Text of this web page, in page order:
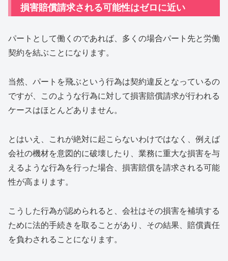
損害賠償請求される可能性はゼロに近い
パートとして働くのであれば、多くの場合パート先と労働
契約を結ぶことになります。
当然、パートを飛ぶという行為は契約違反となっているの
ですが、このような行為に対して損害賠償請求が行われる
ケースはほとんどありません。
とはいえ、これが絶対に起こらないわけではなく、例えば
会社の機材を意図的に破壊したり、業務に重大な損害を与
えるような行為を行った場合、損害賠償を請求される可能
性が高まります。
こうした行為が認められると、会社はその損害を補填する
ために法的手続きを取ることがあり、その結果、賠償責任
を負わされることになります。